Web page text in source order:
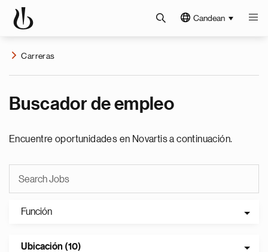
Candean
Carreras
Buscador de empleo
Encuentre oportunidades en Novartis a continuación.
Función
Ubicación (10)